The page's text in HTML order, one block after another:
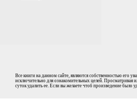
Все книги на данном сайте, являются собственностью его
исключительно для ознакомительных целей. Просматривая
суток удалить ее. Если вы желаете чтоб произведение было